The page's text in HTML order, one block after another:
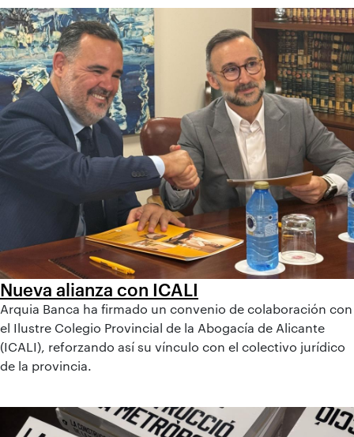
Nueva alianza con ICALI
Arquia Banca ha firmado un convenio de colaboración con
el Ilustre Colegio Provincial de la Abogacía de Alicante
(ICALI), reforzando así su vínculo con el colectivo jurídico
de la provincia.